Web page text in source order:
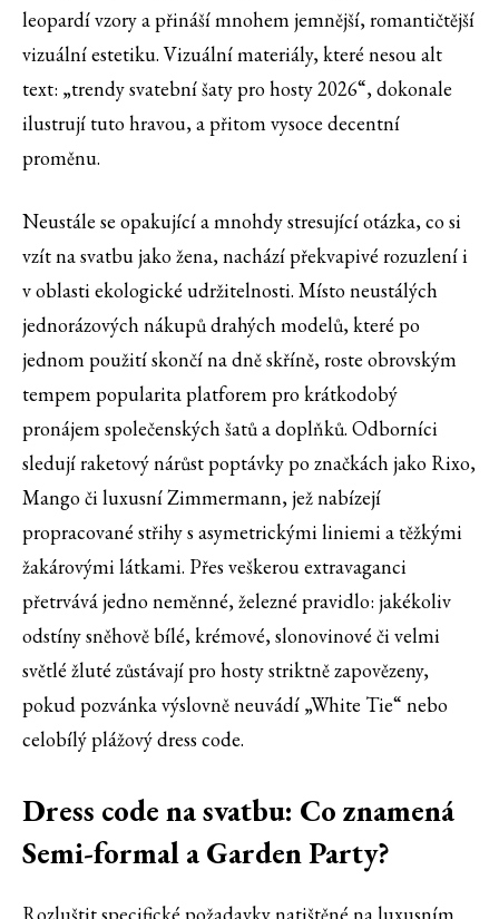
leopardí vzory a přináší mnohem jemnější, romantičtější
vizuální estetiku. Vizuální materiály, které nesou alt
text: „trendy svatební šaty pro hosty 2026“, dokonale
ilustrují tuto hravou, a přitom vysoce decentní
proměnu.
Neustále se opakující a mnohdy stresující otázka, co si
vzít na svatbu jako žena, nachází překvapivé rozuzlení i
v oblasti ekologické udržitelnosti. Místo neustálých
jednorázových nákupů drahých modelů, které po
jednom použití skončí na dně skříně, roste obrovským
tempem popularita platforem pro krátkodobý
pronájem společenských šatů a doplňků. Odborníci
sledují raketový nárůst poptávky po značkách jako Rixo,
Mango či luxusní Zimmermann, jež nabízejí
propracované střihy s asymetrickými liniemi a těžkými
žakárovými látkami. Přes veškerou extravaganci
přetrvává jedno neměnné, železné pravidlo: jakékoliv
odstíny sněhově bílé, krémové, slonovinové či velmi
světlé žluté zůstávají pro hosty striktně zapovězeny,
pokud pozvánka výslovně neuvádí „White Tie“ nebo
celobílý plážový dress code.
Dress code na svatbu: Co znamená
Semi-formal a Garden Party?